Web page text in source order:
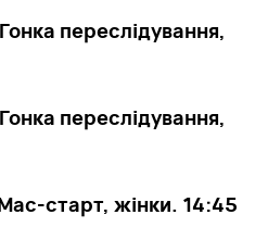
переслідування,
переслідування,
старт, жінки. 14:45